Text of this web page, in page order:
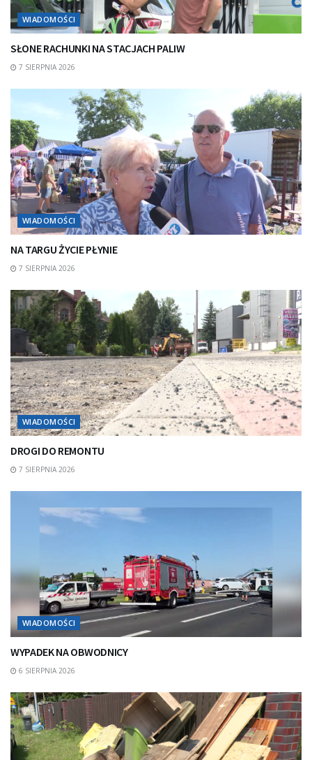
WIADOMOŚCI
SŁONE RACHUNKI NA STACJACH PALIW
7 SIERPNIA 2026
WIADOMOŚCI
NA TARGU ŻYCIE PŁYNIE
7 SIERPNIA 2026
WIADOMOŚCI
DROGI DO REMONTU
7 SIERPNIA 2026
WIADOMOŚCI
WYPADEK NA OBWODNICY
6 SIERPNIA 2026